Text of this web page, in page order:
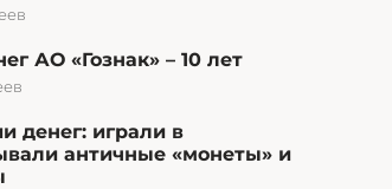
АО «Гознак» – 10 лет
денег: играли в
античные «монеты» и